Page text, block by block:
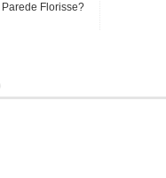
Parede Florisse?